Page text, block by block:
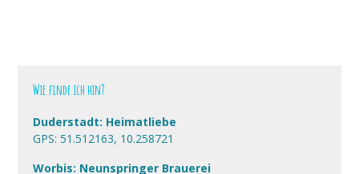
Wie finde ich hin?
Duderstadt: Heimatliebe
GPS: 51.512163, 10.258721
Worbis: Neunspringer Brauerei